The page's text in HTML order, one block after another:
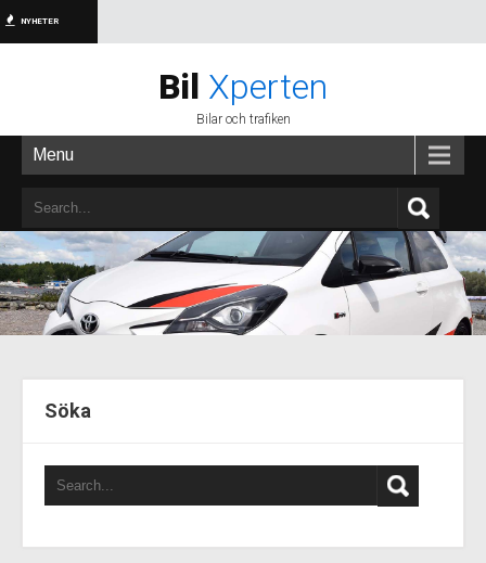
NYHETER
Bil Xperten
Bilar och trafiken
Menu
Söka